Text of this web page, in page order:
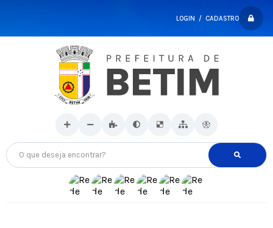
LOGIN / CADASTRO
O que deseja encontrar?